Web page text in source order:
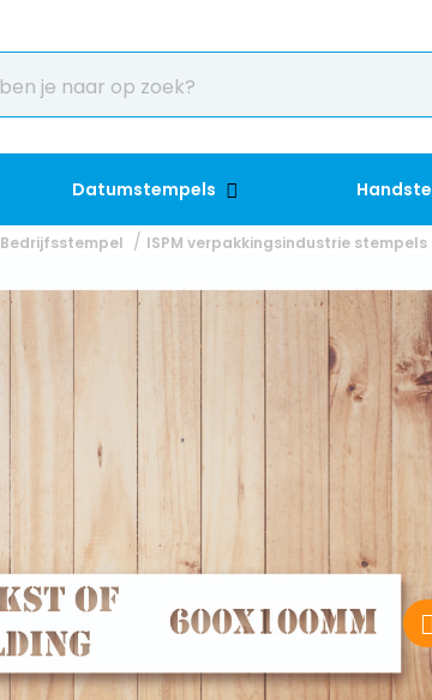
Datumstempels
Bedrijfsstempel ISPM verpakkingsindustrie stempels